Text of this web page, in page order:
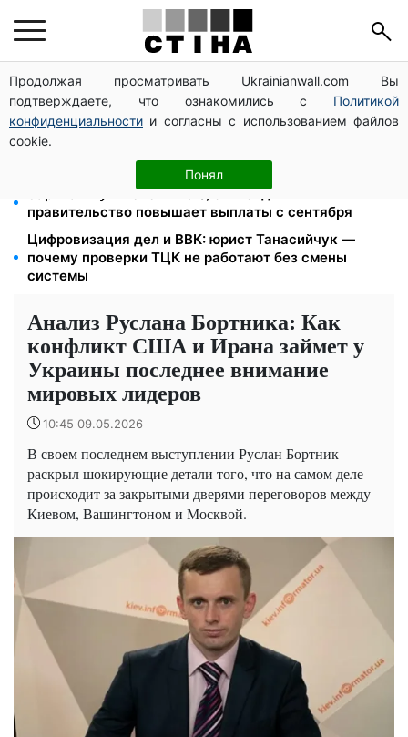
Продолжая просматривать Ukrainianwall.com Вы
подтверждаете, что ознакомились с Политикой
конфиденциальности и согласны с использованием файлов
cookie.
Понял
26 000 подписей — Зеленский поручил СНБО
лишать водителей прав за систематические
нарушения
Пенсия для III группы инвалидности с 1 сентября: от
2595 до 10 625 грн — кто сколько получит
Зарплаты учителей +20%, стипендии ×2:
правительство повышает выплаты с сентября
Цифровизация дел и ВВК: юрист Танасийчук —
почему проверки ТЦК не работают без смены
системы
Анализ Руслана Бортника: Как
конфликт США и Ирана займет у
Украины последнее внимание
мировых лидеров
10:45 09.05.2026
В своем последнем выступлении Руслан Бортник
раскрыл шокирующие детали того, что на самом деле
происходит за закрытыми дверями переговоров между
Киевом, Вашингтоном и Москвой.